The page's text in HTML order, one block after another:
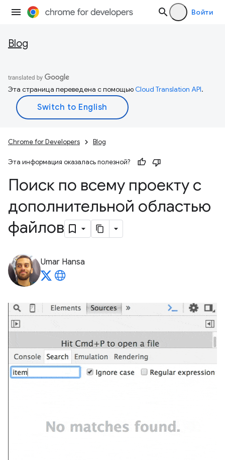
Войти
Blog
Эта страница переведена с помощьюCloud Translation API.
Chrome for Developers Blog
Эта информация оказалась полезной?
Поиск по всему проекту с
дополнительной областью
файлов
Umar Hansa